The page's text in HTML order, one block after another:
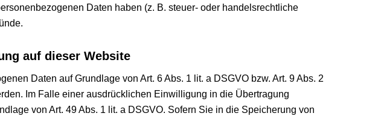
Daten haben (z. B. steuer- oder handelsrechtliche
auf dieser Website
Daten auf Grundlage von Art. 6 Abs. 1 lit. a DSGVO bzw. Art. 9 Abs. 2
Im Falle einer ausdrücklichen Einwilligung in die Übertragung
von Art. 49 Abs. 1 lit. a DSGVO. Sofern Sie in die Speicherung von